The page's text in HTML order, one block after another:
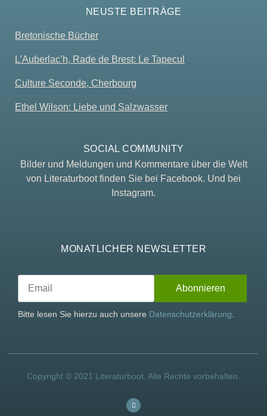
NEUSTE BEITRÄGE
Bretonische Bücher
L’Auberlac’h, Rade de Brest: Le Tapecul
Culture Seconde, Cherbourg
Ethel Wilson: Liebe und Salzwasser
SOCIAL COMMUNITY
Bilder und Meldungen und Kommentare über die Welt
von Literaturboot finden Sie bei Facebook. Und bei
Instagram.
MONATLICHER NEWSLETTER
Bitte lesen Sie hierzu auch unsere Datenschutzerklärung
Copyright © 2021 Literaturboot. Alle Rechte vorbehalten.